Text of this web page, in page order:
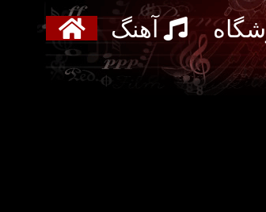
آهنگ